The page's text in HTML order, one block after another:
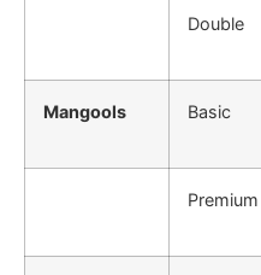
Double
Mangools Basic
Premium